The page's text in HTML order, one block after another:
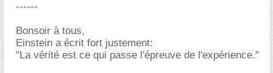
------
Bonsoir à tous,
Einstein a écrit fort justement:
"La vérité est ce qui passe l'épreuve de l'expérience."